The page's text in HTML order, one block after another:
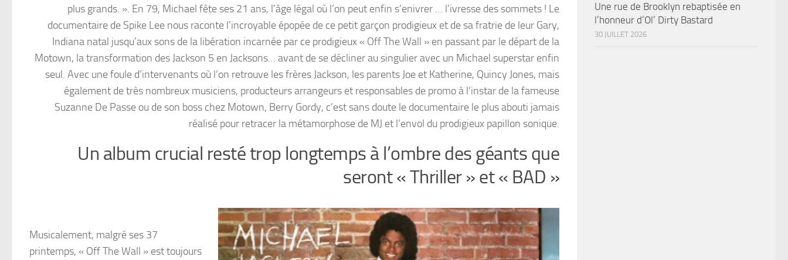
plus grands. ». En 79, Michael fête ses 21 ans, l’âge légal où l’on peut enfin s’enivrer … l’ivresse des sommets ! Le
documentaire de Spike Lee nous raconte l’incroyable épopée de ce petit garçon prodigieux et de sa fratrie de leur Gary,
Indiana natal jusqu’aux sons de la libération incarnée par ce prodigieux « Off The Wall » en passant par le départ de la
Motown, la transformation des Jackson 5 en Jacksons… avant de se décliner au singulier avec un Michael superstar enfin
seul. Avec une foule d’intervenants où l’on retrouve les frères Jackson, les parents Joe et Katherine, Quincy Jones, mais
également de très nombreux musiciens, producteurs arrangeurs et responsables de promo à l’instar de la fameuse
Suzanne De Passe ou de son boss chez Motown, Berry Gordy, c’est sans doute le documentaire le plus abouti jamais
réalisé pour retracer la métamorphose de MJ et l’envol du prodigieux papillon sonique.
Un album crucial resté trop longtemps à l’ombre des géants que
seront « Thriller » et « BAD »
Musicalement, malgré ses 37
printemps, « Off The Wall » est toujours
Une rue de Brooklyn rebaptisée en
l’honneur d’Ol’ Dirty Bastard
30 JUILLET 2026